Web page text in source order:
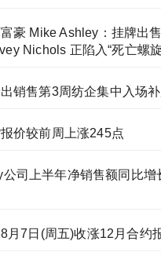
豪 Mike Ashley：挂牌出
Nichols 正陷入“死亡螺
销售第3周纺企集中入场
价较前周上涨245点
司上半年净销售额同比增
月7日(周五)收涨12月合约